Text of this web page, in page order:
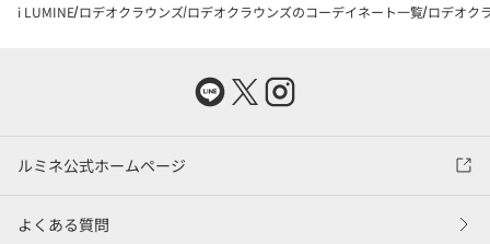
i LUMINE ロデオクラウンズ ロデオクラウンズのコーデイネート一覧 ロデオク
ルミネ公式ホームページ
よくある質問